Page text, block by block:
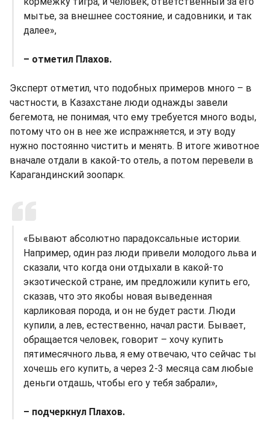
мытье, за внешнее состояние, и садовники, и так
далее»,
– отметил Плахов.
Эксперт отметил, что подобных примеров много – в
частности, в Казахстане люди однажды завели
бегемота, не понимая, что ему требуется много воды,
потому что он в нее же испражняется, и эту воду
нужно постоянно чистить и менять. В итоге животное
вначале отдали в какой-то отель, а потом перевели в
Карагандинский зоопарк.
«Бывают абсолютно парадоксальные истории.
Например, один раз люди привели молодого льва и
сказали, что когда они отдыхали в какой-то
экзотической стране, им предложили купить его,
сказав, что это якобы новая выведенная
карликовая порода, и он не будет расти. Люди
купили, а лев, естественно, начал расти. Бывает,
обращается человек, говорит – хочу купить
пятимесячного льва, я ему отвечаю, что сейчас ты
хочешь его купить, а через 2-3 месяца сам любые
деньги отдашь, чтобы его у тебя забрали»,
– подчеркнул Плахов.